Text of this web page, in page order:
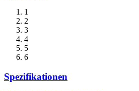
1
2
3
4
5
6
Spezifikationen